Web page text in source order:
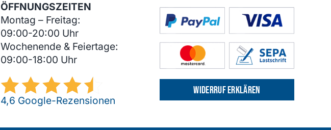
ÖFFNUNGSZEITEN
Montag – Freitag:
09:00-20:00 Uhr
Wochenende & Feiertage:
09:00-18:00 Uhr
4,6 Google-Rezensionen
Widerruf erklären